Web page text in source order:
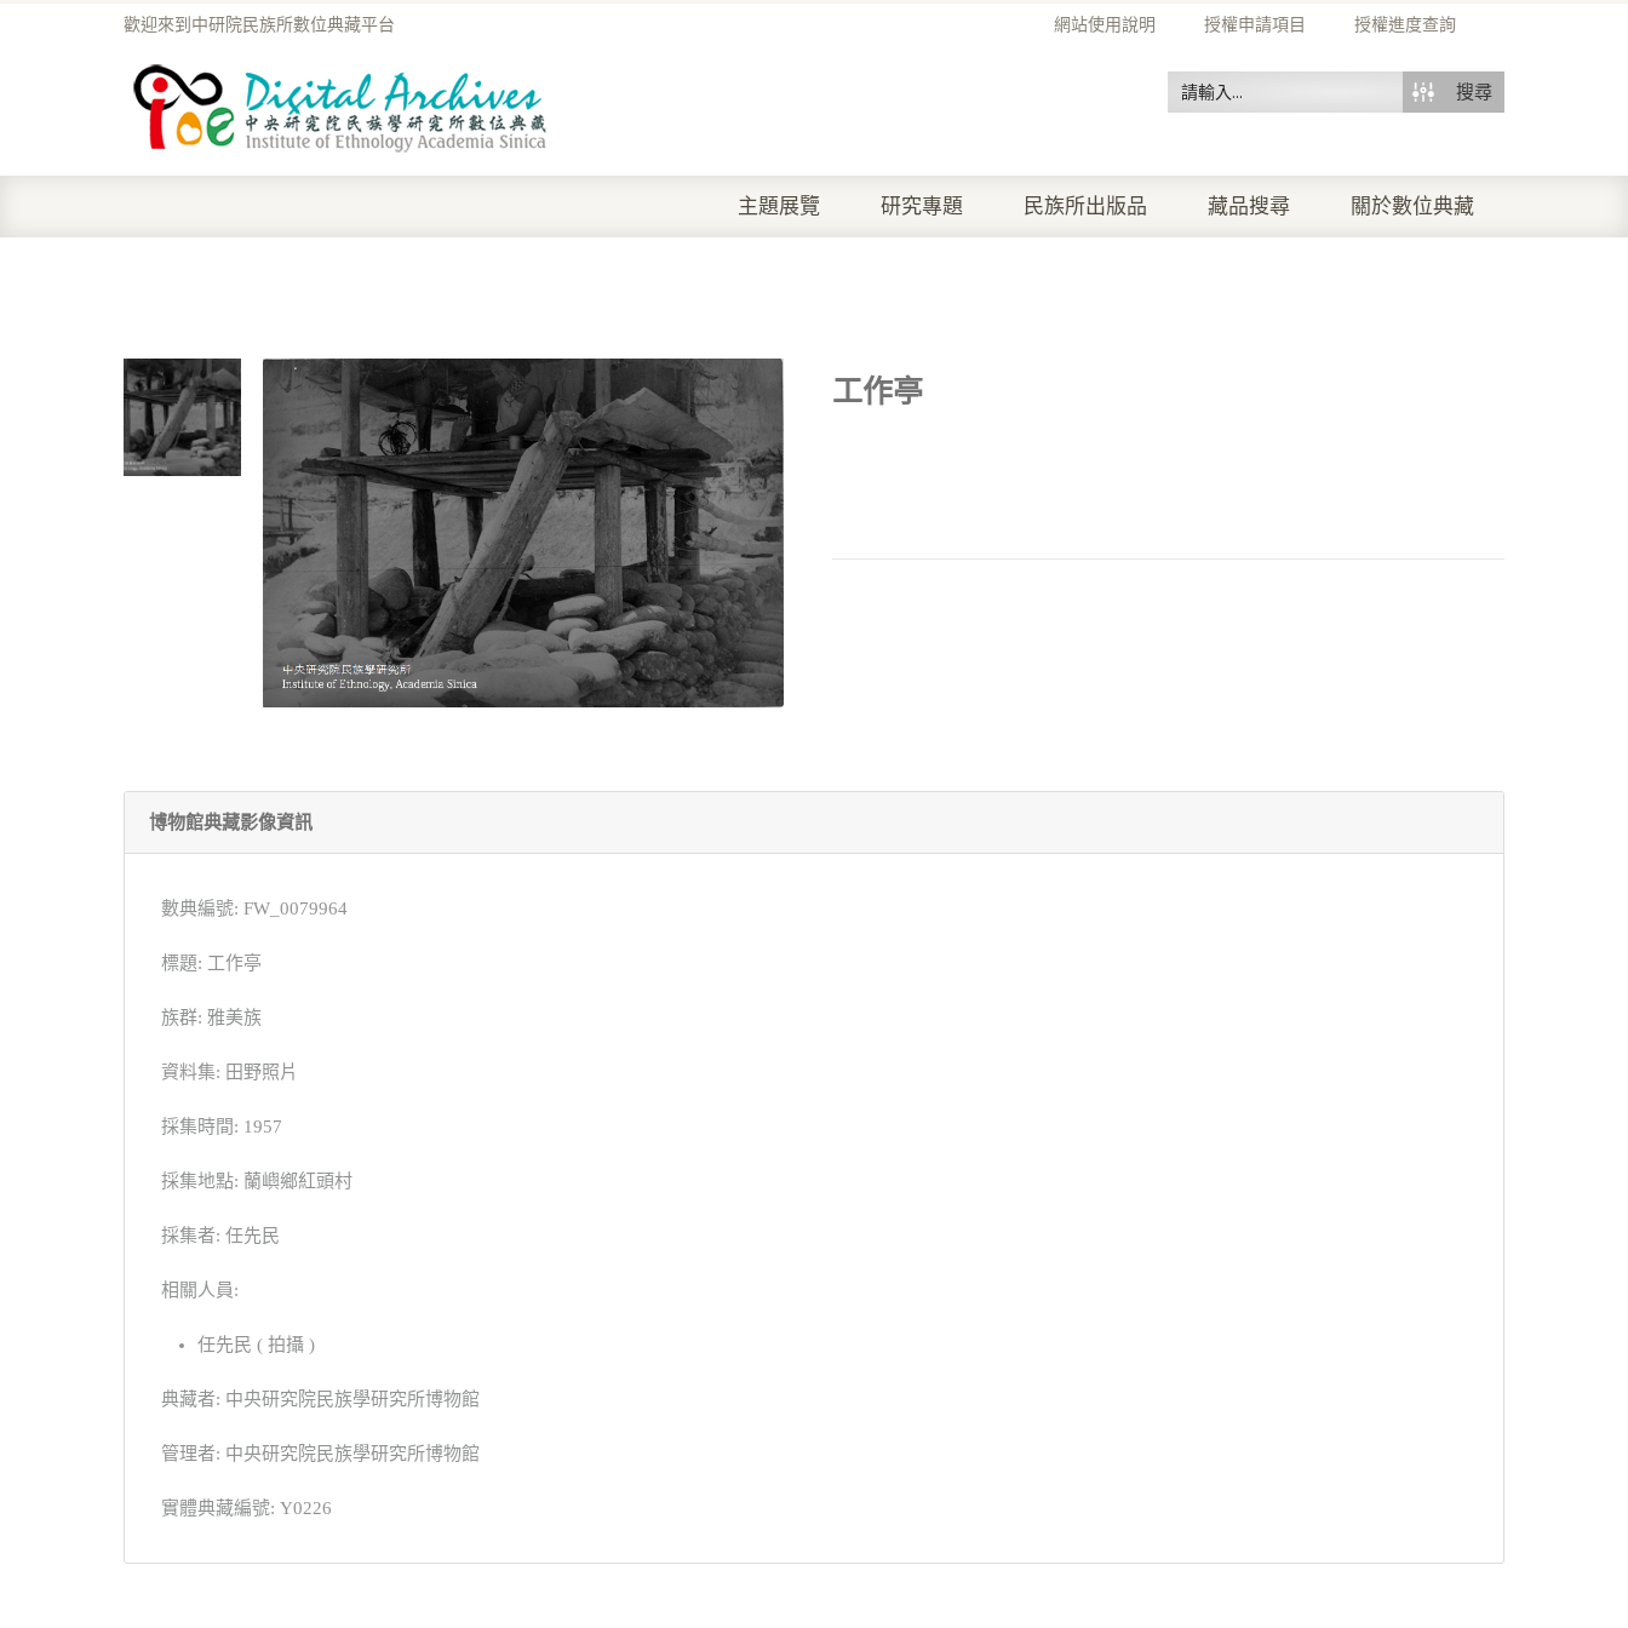
網站使用說明 授權申請項目 授權進度查詢
歡迎來到中研院民族所數位典藏平台
搜尋
主題展覽 研究專題 民族所出版品 藏品搜尋 關於數位典藏
工作亭
博物館典藏影像資訊
數典編號: FW_0079964
標題: 工作亭
族群: 雅美族
資料集: 田野照片
採集時間: 1957
採集地點: 蘭嶼鄉紅頭村
採集者: 任先民
相關人員:
任先民 ( 拍攝 )
典藏者: 中央研究院民族學研究所博物館
管理者: 中央研究院民族學研究所博物館
實體典藏編號: Y0226